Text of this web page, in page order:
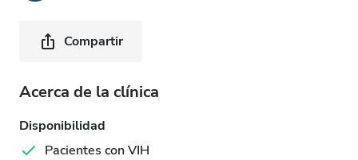
Compartir
Acerca de la clínica
Disponibilidad
Pacientes con VIH